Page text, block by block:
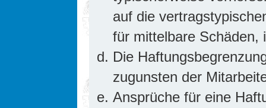
auf die
für mittelbare Schäden,
Die
zugunsten der
Ansprüche für eine